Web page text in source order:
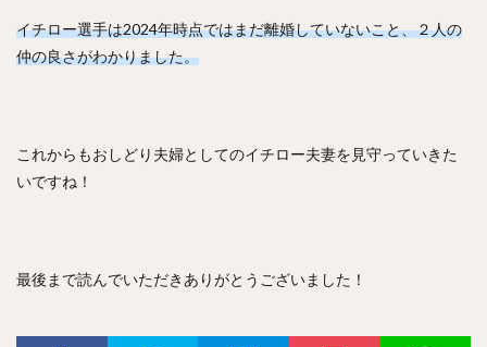
イチロー選手は2024年時点ではまだ離婚していないこと、２人の
仲の良さがわかりました。
これからもおしどり夫婦としてのイチロー夫妻を見守っていきた
いですね！
最後まで読んでいただきありがとうございました！